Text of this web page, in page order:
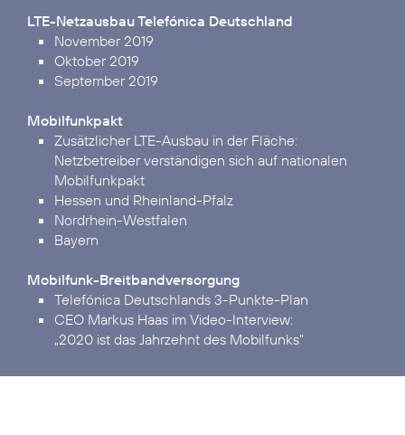
LTE-Netzausbau Telefónica Deutschland
November 2019
Oktober 2019
September 2019
Mobilfunkpakt
Zusätzlicher LTE-Ausbau in der Fläche:
Netzbetreiber verständigen sich auf nationalen
Mobilfunkpakt
Hessen und Rheinland-Pfalz
Nordrhein-Westfalen
Bayern
Mobilfunk-Breitbandversorgung
Telefónica Deutschlands 3-Punkte-Plan
„2020 ist das Jahrzehnt des Mobilfunks“